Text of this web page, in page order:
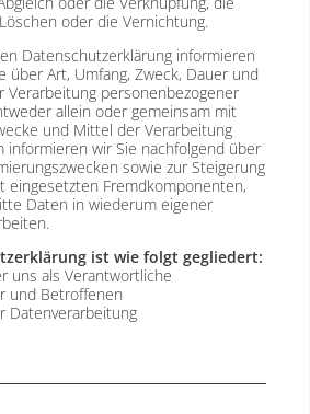
oder die Vernichtung.
Datenschutzerklärung informieren
über Art, Umfang, Zweck, Dauer und
Verarbeitung personenbezogener
allein oder gemeinsam mit
und Mittel der Verarbeitung
informieren wir Sie nachfolgend über
sowie zur Steigerung
eingesetzten Fremdkomponenten,
Daten in wiederum eigener
ist wie folgt gegliedert:
uns als Verantwortliche
und Betroffenen
Datenverarbeitung